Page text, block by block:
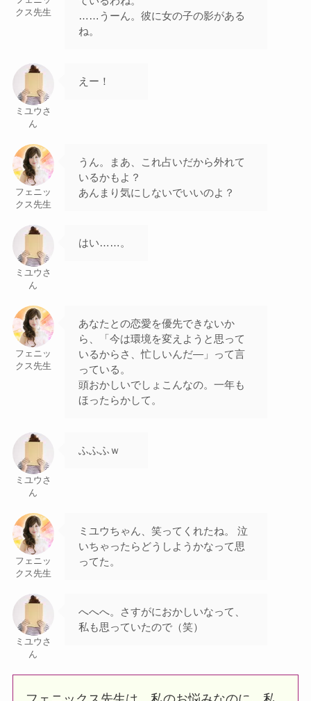
クス先生
……うーん。彼に女の子の影がある
ね。
ミユウさ
ん
えー！
フェニッ
クス先生
うん。まあ、これ占いだから外れて
いるかもよ？
あんまり気にしないでいいのよ？
ミユウさ
ん
はい……。
フェニッ
クス先生
あなたとの恋愛を優先できないか
ら、「今は環境を変えようと思って
いるからさ、忙しいんだ―」って言
っている。
頭おかしいでしょこんなの。一年も
ほったらかして。
ミユウさ
ん
ふふふｗ
フェニッ
クス先生
ミユウちゃん、笑ってくれたね。 泣
いちゃったらどうしようかなって思
ってた。
ミユウさ
ん
へへへ。さすがにおかしいなって、
私も思っていたので（笑）